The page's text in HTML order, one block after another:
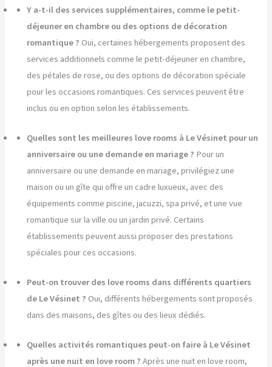
Y a-t-il des services supplémentaires, comme le petit-
déjeuner en chambre ou des options de décoration
romantique ? Oui, certaines hébergements proposent des
services additionnels comme le petit-déjeuner en chambre,
des pétales de rose, ou des options de décoration spéciale
pour les occasions romantiques. Ces services peuvent être
inclus ou en option selon les établissements.
Quelles sont les meilleures love rooms à Le Vésinet pour un
anniversaire ou une demande en mariage ? Pour un
anniversaire ou une demande en mariage, privilégiez une
maison ou un gîte qui offre un cadre luxueux, avec des
équipements comme piscine, jacuzzi, spa privé, et une vue
romantique sur la ville ou un jardin privé. Certains
établissements peuvent aussi proposer des prestations
spéciales pour ces occasions.
Peut-on trouver des love rooms dans différents quartiers
de Le Vésinet ? Oui, différents hébergements sont proposés
dans des maisons, des gîtes ou des lieux dédiés.
Quelles activités romantiques peut-on faire à Le Vésinet
après une nuit en love room ? Après une nuit en love room,